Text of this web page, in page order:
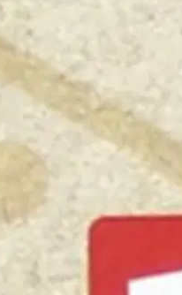
puuta, yhdistettävä